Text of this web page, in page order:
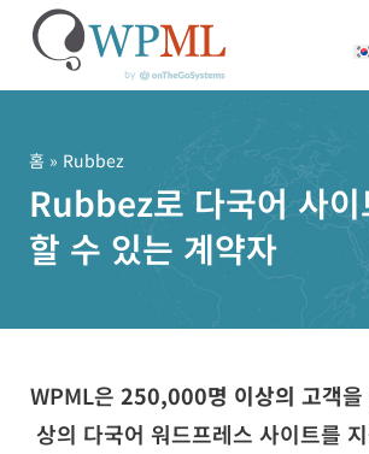
홈 » Rubbez
Rubbez로 다국어 사이
할 수 있는 계약자
WPML은 250,000명 이상의 고객을
상의 다국어 워드프레스 사이트를